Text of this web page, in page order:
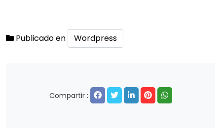
Publicado en Wordpress
Compartir :